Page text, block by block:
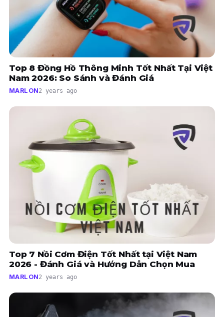
Top 8 Đồng Hồ Thông Minh Tốt Nhất Tại Việt
Nam 2026: So Sánh và Đánh Giá
MARLON2 years ago
Top 7 Nồi Cơm Điện Tốt Nhất tại Việt Nam
2026 - Đánh Giá và Hướng Dẫn Chọn Mua
MARLON2 years ago